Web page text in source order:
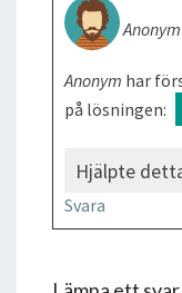
Anonym
Anonym har
på lösningen:
Hjälpte
Svara